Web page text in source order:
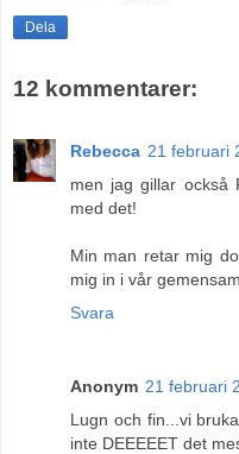
Dela
12 kommentarer:
Rebecca 21 februari
men jag gillar också
med det!
Min man retar mig
mig in i vår
Svara
Anonym 21 februari
Lugn och fin...vi
inte DEEEEET det